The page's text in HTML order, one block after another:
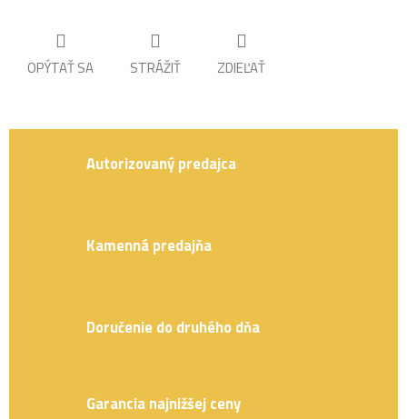
OPÝTAŤ SA STRÁŽIŤ ZDIEĽAŤ
Autorizovaný predajca
Kamenná predajňa
Doručenie do druhého dňa
Garancia najnižšej ceny